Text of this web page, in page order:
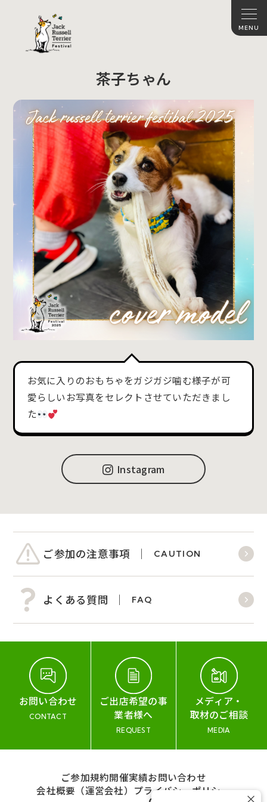
茶子ちゃん
お気に入りのおもちゃをガジガジ噛む様子が可
愛らしいお写真をセレクトさせていただきまし
た
Instagram
ご参加の注意事項 CAUTION
よくある質問 FAQ
お問い合わせ
CONTACT
ご出店希望の事
業者様へ
REQUEST
メディア・
取材のご相談
MEDIA
ご参加規約開催実績お問い合わせ
会社概要（運営会社） プライバシーポリシー
×